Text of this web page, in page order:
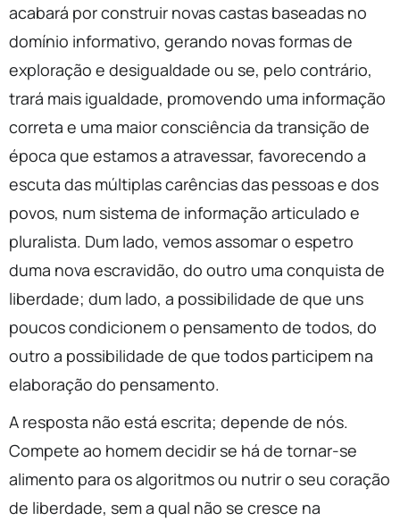
acabará por construir novas castas baseadas no
domínio informativo, gerando novas formas de
exploração e desigualdade ou se, pelo contrário,
trará mais igualdade, promovendo uma informação
correta e uma maior consciência da transição de
época que estamos a atravessar, favorecendo a
escuta das múltiplas carências das pessoas e dos
povos, num sistema de informação articulado e
pluralista. Dum lado, vemos assomar o espetro
duma nova escravidão, do outro uma conquista de
liberdade; dum lado, a possibilidade de que uns
poucos condicionem o pensamento de todos, do
outro a possibilidade de que todos participem na
elaboração do pensamento.
A resposta não está escrita; depende de nós.
Compete ao homem decidir se há de tornar-se
alimento para os algoritmos ou nutrir o seu coração
de liberdade, sem a qual não se cresce na